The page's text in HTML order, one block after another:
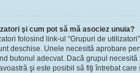
şi cum pot să mă asociez unuia?
folosind link-ul “Grupuri de
deschise. Unele necesită aprobare
butonul adecvat. Dacă grupul
şi este posibil să fiţi întrebat